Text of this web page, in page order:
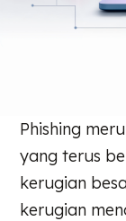
Phishing
yang terus
kerugian
kerugian